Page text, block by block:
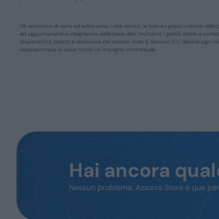
Gli accessori di serie ed extra serie, i dati tecnici, le foto e i prezzi indicati
ad aggiornamenti e integrazioni della base dati. Invitiamo i gentili clienti a
disponibilità, prezzo e dotazione del veicolo. Auto & Servizio S.r.l. declina ogni
reppresentano in alcun modo un impegno contrattuale.
Hai ancora
Nessun problema, Azzurra Store è qua